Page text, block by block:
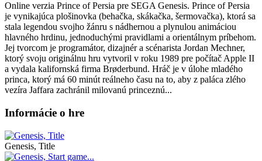
Online verzia Prince of Persia pre SEGA Genesis. Prince of Persia
je vynikajúca plošinovka (behačka, skákačka, šermovačka), ktorá sa
stala legendou svojho žánru s nádhernou a plynulou animáciou
hlavného hrdinu, jednoduchými pravidlami a orientálnym príbehom.
Jej tvorcom je programátor, dizajnér a scénarista Jordan Mechner,
ktorý svoju originálnu hru vytvoril v roku 1989 pre počítač Apple II
a vydala kalifornská firma Brøderbund. Hráč je v úlohe mladého
princa, ktorý má 60 minút reálneho času na to, aby z paláca zlého
vezíra Jaffara zachránil milovanú princeznú...
Informácie o hre
Genesis, Title